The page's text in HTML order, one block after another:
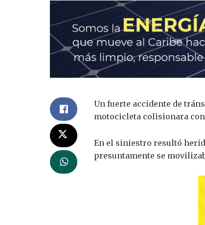
Un fuerte accidente de
motocicleta colisionara
En el siniestro resultó
presuntamente se